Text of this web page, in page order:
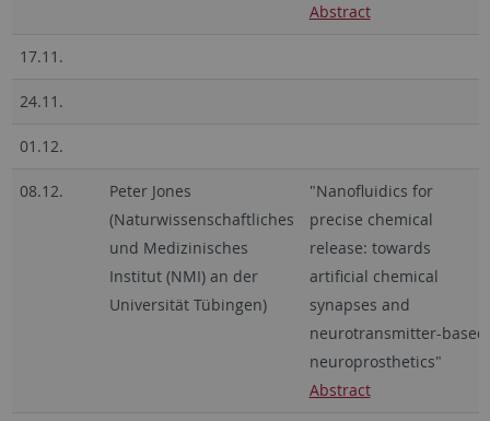
Abstract
17.11.
24.11.
01.12.
08.12.
Peter Jones
(Naturwissenschaftliches
und Medizinisches
Institut (NMI) an der
Universität Tübingen)
"Nanofluidics for
precise chemical
release: towards
artificial chemical
synapses and
neurotransmitter-based
neuroprosthetics"
Abstract